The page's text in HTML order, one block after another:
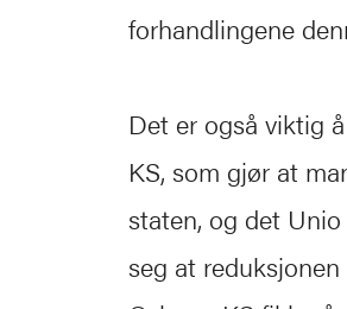
forhandlingene
Det er også viktig
KS, som gjør at
staten, og det
seg at